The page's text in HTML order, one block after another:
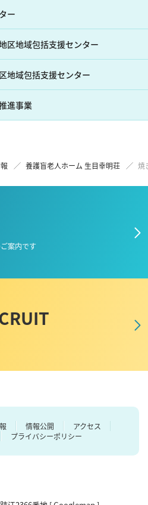
ー
区地域包括⽀援センター
地域包括⽀援センター
進事業
養護盲⽼⼈ホーム ⽣⽬幸明荘 焼
案内です
情報公開
アクセス
プライバシーポリシー